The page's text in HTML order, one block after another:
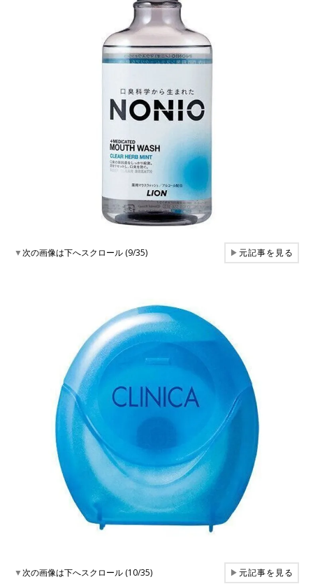
▼次の画像は下へスクロール (9/35) ▶元記事を見る
▼次の画像は下へスクロール (10/35) ▶元記事を見る